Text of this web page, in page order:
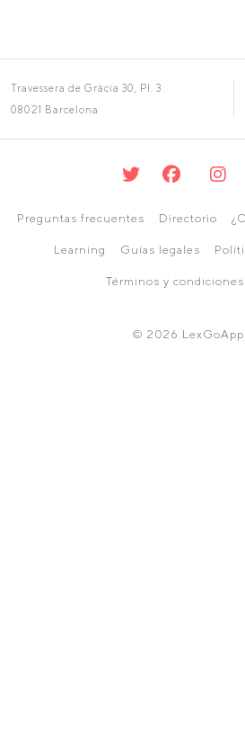
Travessera de Gràcia 30, Pl. 3
08021 Barcelona
Preguntas frecuentes Directorio
Learning Guías legales
Términos y condiciones
© 2026 LexGoApp